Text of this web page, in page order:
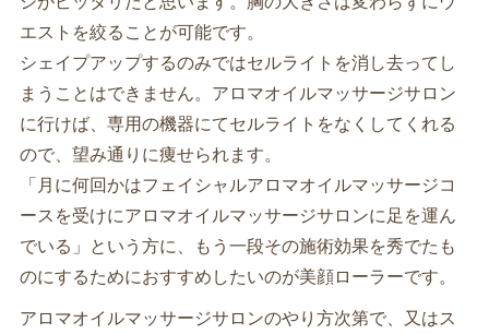
エストを絞ることが可能です。
シェイプアップするのみではセルライトを消し去ってし
まうことはできません。アロマオイルマッサージサロン
に行けば、専用の機器にてセルライトをなくしてくれる
ので、望み通りに痩せられます。
「月に何回かはフェイシャルアロマオイルマッサージコ
ースを受けにアロマオイルマッサージサロンに足を運ん
でいる」という方に、もう一段その施術効果を秀でたも
のにするためにおすすめしたいのが美顔ローラーです。
アロマオイルマッサージサロンのやり方次第で、又はス